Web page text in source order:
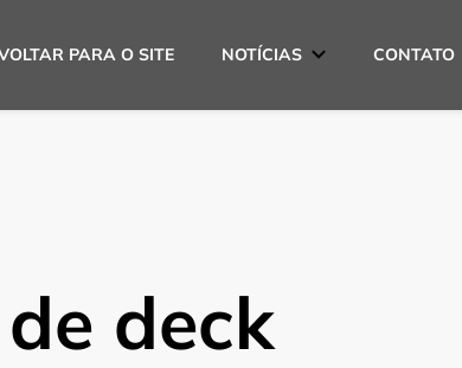
PARA O SITE NOTÍCIAS CONTATO
deck